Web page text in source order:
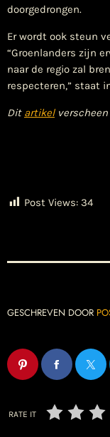
doorgedrongen.
Er wordt ook steun
“Groenlanders zijn
naar de regio zal
respecteren,” staat
Dit artikelverscheen
Post Views: 34
GESCHREVEN DOOR
RATE IT